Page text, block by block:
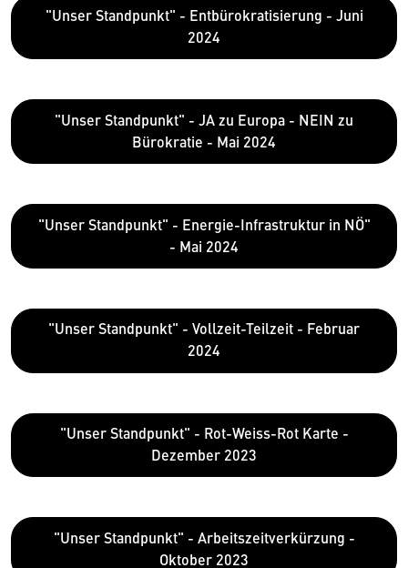
"Unser Standpunkt" - Entbürokratisierung - Juni
2024
"Unser Standpunkt" - JA zu Europa - NEIN zu
Bürokratie - Mai 2024
"Unser Standpunkt" - Energie-Infrastruktur in NÖ"
- Mai 2024
"Unser Standpunkt" - Vollzeit-Teilzeit - Februar
2024
"Unser Standpunkt" - Rot-Weiss-Rot Karte -
Dezember 2023
"Unser Standpunkt" - Arbeitszeitverkürzung -
Oktober 2023